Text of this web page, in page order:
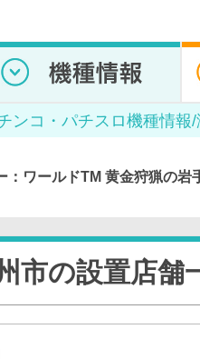
ンコ・パチスロ機種情報
：ワールドTM 黄金狩猟の岩
市の設置店舗